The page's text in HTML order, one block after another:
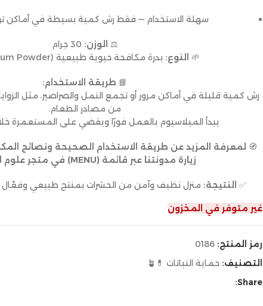
سهلة الاستخدام — فقط رش كمية بسيطة في أماكن
⚖️ الوزن:
🌱
النوع: بدرة مكافحة حيوية طبيعية (Mycelium Powder)
📘 طريقة الاستخدام:
رش كمية قليلة في أماكن مرور أو تجمع النمل والصراصير، مثل
من مصادر الطعام.
يبدأ الميلاسيوم بالعمل فورًا ويقضي على المستعمرة
🧭 لمعرفة المزيد عن طريقة الاستخدام الصحيحة ونصائح
زيارة مدونتنا عبر قائمة (MENU) في متجر علوم الزراعة.
✅ النتيجة: منزل نظيف وآمن من الحشرات بمنتج طبيعي
غير متوفر في المخزون
رمز المنتج: 0186
التصنيف: حماية النباتات 💊🪴
Share: